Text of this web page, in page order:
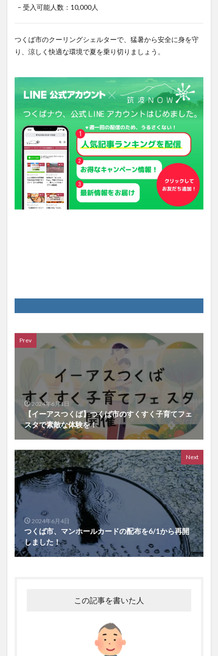
– 受入可能人数：10,000人
つくば市のクーリングシェルターで、猛暑から安全に身を守
り、涼しく快適な環境で夏を乗り切りましょう。
Prev
2024年6月1日
【イーアスつくば】つくば市のすくすく子育てフェ
スタで素敵な体験を！
Next
2024年6月4日
つくば市、マンホールカードの配布を6/1から再開
しました！
この記事を書いた人